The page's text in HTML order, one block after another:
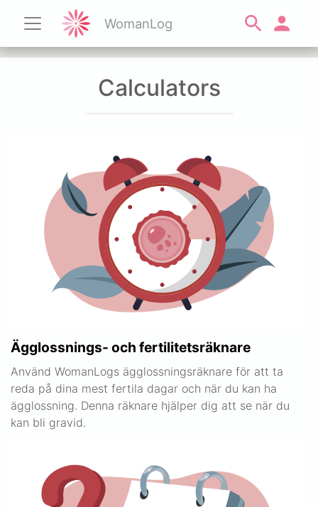
WomanLog
Calculators
Ägglossnings- och fertilitetsräknare
Använd WomanLogs ägglossningsräknare för att ta
reda på dina mest fertila dagar och när du kan ha
ägglossning. Denna räknare hjälper dig att se när du
kan bli gravid.